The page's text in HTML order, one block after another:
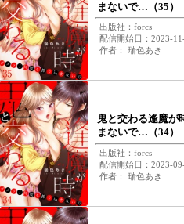
まないで…（35）
出版社：forcs
配信開始日：2023-
作者： 瑞色あき
鬼と交わる逢魔が
まないで…（34）
出版社：forcs
配信開始日：2023-
作者： 瑞色あき